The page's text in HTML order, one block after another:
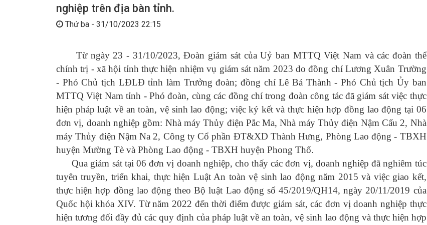
nghiệp trên địa bàn tỉnh.
Thứ ba - 31/10/2023 22:15
Từ ngày 23 - 31/10/2023, Đoàn giám sát của Uỷ ban MTTQ Việt Nam và các đoàn thể
chính trị - xã hội tỉnh thực hiện nhiệm vụ giám sát năm 2023 do đồng chí Lương Xuân Trường
- Phó Chủ tịch LĐLĐ tỉnh làm Trưởng đoàn; đồng chí Lê Bá Thành - Phó Chủ tịch Ủy ban
MTTQ Việt Nam tỉnh - Phó đoàn, cùng các đồng chí trong đoàn công tác đã giám sát việc thực
hiện pháp luật về an toàn, vệ sinh lao động; việc ký kết và thực hiện hợp đồng lao động tại 06
đơn vị, doanh nghiệp gồm: Nhà máy Thủy điện Pắc Ma, Nhà máy Thủy điện Nậm Cấu 2, Nhà
máy Thủy điện Nậm Na 2, Công ty Cổ phần ĐT&XD Thành Hưng, Phòng Lao động - TBXH
huyện Mường Tè và Phòng Lao động - TBXH huyện Phong Thổ.
Qua giám sát tại 06 đơn vị doanh nghiệp, cho thấy các đơn vị, doanh nghiệp đã nghiêm túc
tuyên truyền, triển khai, thực hiện Luật An toàn vệ sinh lao động năm 2015 và việc giao kết,
thực hiện hợp đồng lao động theo Bộ luật Lao động số 45/2019/QH14, ngày 20/11/2019 của
Quốc hội khóa XIV. Từ năm 2022 đến thời điểm được giám sát, các đơn vị doanh nghiệp thực
hiện tương đối đầy đủ các quy định của pháp luật về an toàn, vệ sinh lao động và thực hiện hợp